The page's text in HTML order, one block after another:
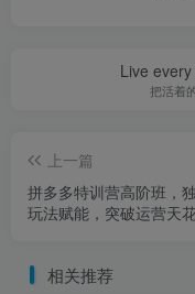
Live
把活着
上一篇
拼多多特训营高阶班，
玩法赋能，突破运营天
相关推荐